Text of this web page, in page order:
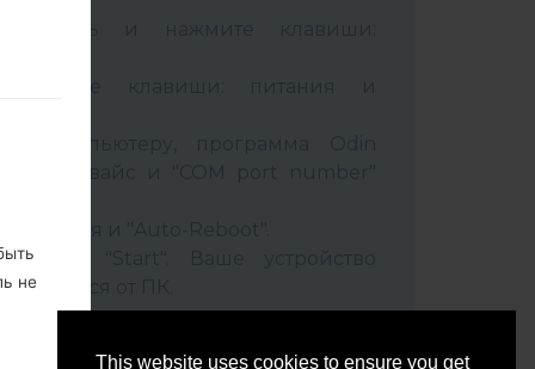
This website uses cookies to ensure you get
кабель и нажмите клавиши:
Ваш девайс и "COM port number"
время и "Auto-Reboot".
"Start". Ваше устройство
от ПК.
не
не